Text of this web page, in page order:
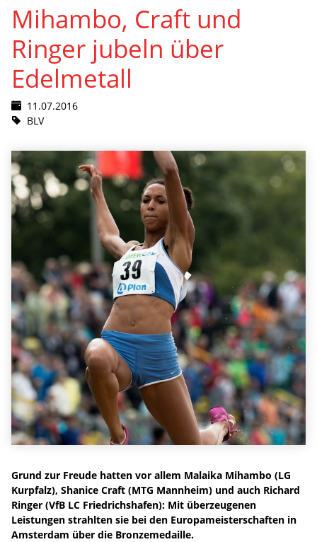
Mihambo, Craft und
Ringer jubeln über
Edelmetall
11.07.2016
BLV
Grund zur Freude hatten vor allem Malaika Mihambo (LG
Kurpfalz), Shanice Craft (MTG Mannheim) und auch Richard
Ringer (VfB LC Friedrichshafen): Mit überzeugenen
Leistungen strahlten sie bei den Europameisterschaften in
Amsterdam über die Bronzemedaille.